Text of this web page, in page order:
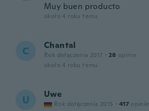
Muy buen producto
około 4 roku temu
C Chantal
Rok dołączenia 2017 · 28 opinie
około 4 roku temu
U Uwe
Rok dołączenia 2015 · 417 opinie